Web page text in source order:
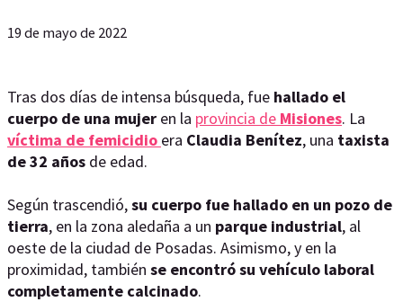
19 de mayo de 2022
Tras dos días de intensa búsqueda, fue hallado el
cuerpo de una mujer en la provincia de Misiones. La
víctima de femicidio era Claudia Benítez, una taxista
de 32 años de edad.
Según trascendió,su cuerpo fue hallado en un pozo de
tierra, en la zona aledaña a un parque industrial, al
oeste de la ciudad de Posadas. Asimismo, y en la
proximidad, también se encontró su vehículo laboral
completamente calcinado.